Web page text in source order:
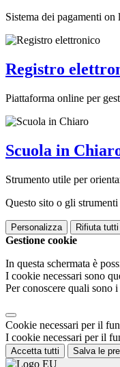
Sistema dei pagamenti
Registro
Piattaforma online per
Scuola in
Strumento utile per
Questo sito o gli
Personalizza Rifiuta tutti
Gestione cookie
In questa schermata è
I cookie necessari sono
Per conoscere quali sono
Cookie necessari per il
I cookie necessari per il
Accetta tutti Salva le